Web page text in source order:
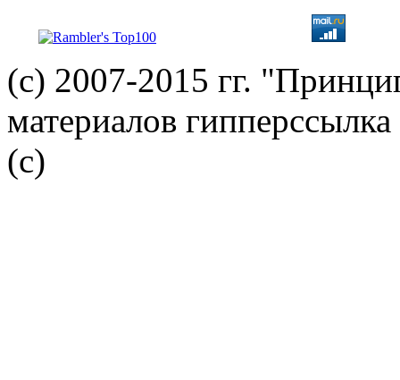
(с) 2007-2015 гг.
материалов гипперссылка
(c)